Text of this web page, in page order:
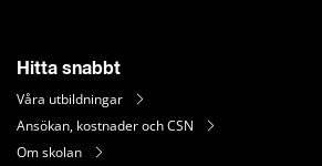
Hitta snabbt
Våra utbildningar
Ansökan, kostnader och CSN
Om skolan